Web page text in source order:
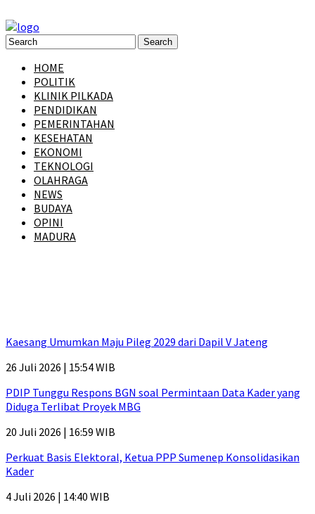
HOME
POLITIK
KLINIK PILKADA
PENDIDIKAN
PEMERINTAHAN
KESEHATAN
EKONOMI
TEKNOLOGI
OLAHRAGA
NEWS
BUDAYA
OPINI
MADURA
Kaesang Umumkan Maju Pileg 2029 dari Dapil V Jateng
26 Juli 2026 | 15:54 WIB
PDIP Tunggu Respons BGN soal Permintaan Data Kader yang
Diduga Terlibat Proyek MBG
20 Juli 2026 | 16:59 WIB
Perkuat Basis Elektoral, Ketua PPP Sumenep Konsolidasikan
Kader
4 Juli 2026 | 14:40 WIB